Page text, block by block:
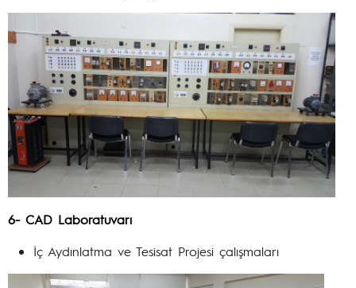
6- CAD Laboratuvarı
İç Aydınlatma ve Tesisat Projesi çalışmaları